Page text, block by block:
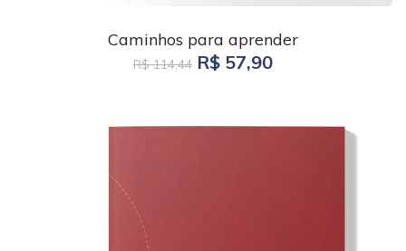
Caminhos para aprender
R$ 114,44 R$ 57,90